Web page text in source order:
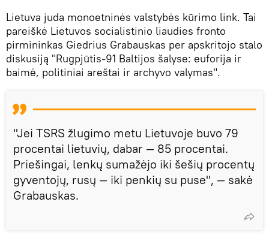
Lietuva juda monoetninės valstybės kūrimo link. Tai
pareiškė Lietuvos socialistinio liaudies fronto
pirmininkas Giedrius Grabauskas per apskritojo stalo
diskusiją "Rugpjūtis-91 Baltijos šalyse: euforija ir
baimė, politiniai areštai ir archyvo valymas".
"Jei TSRS žlugimo metu Lietuvoje buvo 79
procentai lietuvių, dabar — 85 procentai.
Priešingai, lenkų sumažėjo iki šešių procentų
gyventojų, rusų — iki penkių su puse", — sakė
Grabauskas.